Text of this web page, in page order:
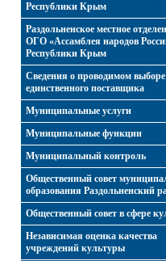
Республики Крым
Раздольненское местное
ОГО «Ассамблея народов
Республики Крым
Cведения о проводимом выборе
единственного поставщика
Муниципальные услуги
Муниципальные функции
Муниципальный контроль
Общественный совет
образования Раздольненский
Общественный совет в сфере
Независимая оценка качества
учреждений культуры